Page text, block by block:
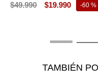
$49.990 $19.990 -60 %
TAMBIÉN